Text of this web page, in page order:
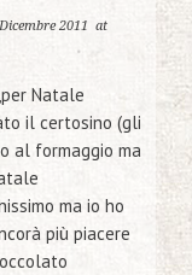
2011 at
Natale
il certosino (gli
al formaggio ma
ma io ho
più piacere